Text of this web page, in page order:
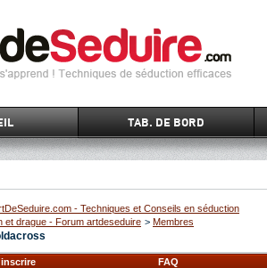
TAB. DE BORD
- Techniques et Conseils en séduction
et drague - Forum artdeseduire > Membres
FAQ